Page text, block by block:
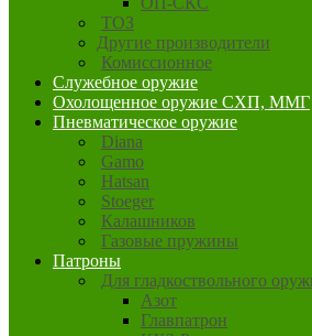
ТОЗ
Другие производители
Комиссионное
Служебное оружие
Охолощенное оружие СХП, ММГ
Пневматическое оружие
Diana
Gamo
Hatsan
Stoeger
Калашников
Газовые пружины
Патроны
Для гладкоствольного
Азот
Главпатрон